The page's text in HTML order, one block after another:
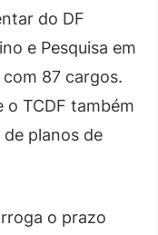
do DF
e Pesquisa em
com 87 cargos.
o TCDF também
planos de
o prazo